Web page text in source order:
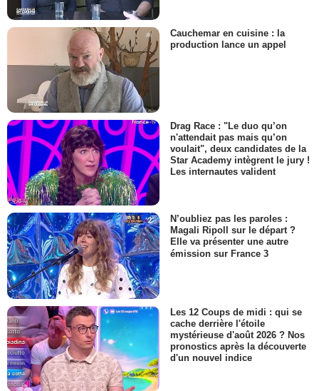
Cauchemar en cuisine : la
production lance un appel
Drag Race : "Le duo qu’on
n'attendait pas mais qu’on
voulait", deux candidates de la
Star Academy intègrent le jury !
Les internautes valident
N’oubliez pas les paroles :
Magali Ripoll sur le départ ?
Elle va présenter une autre
émission sur France 3
Les 12 Coups de midi : qui se
cache derrière l'étoile
mystérieuse d'août 2026 ? Nos
pronostics après la découverte
d'un nouvel indice